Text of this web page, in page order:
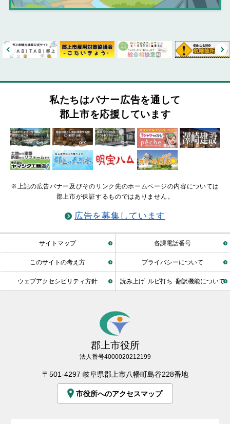
私たちはバナー広告を通して
郡上市を応援しています
※上記の広告バナー及びそのリンク先のホームページの内容については
郡上市が保証するものではありません。
広告を募集しています
サイトマップ 各課電話番号
このサイトの考え方 プライバシーについて
ウェブアクセシビリティ方針 読み上げ･ルビ打ち･翻訳機能について
郡上市役所
法人番号4000020212199
〒501-4297 岐阜県郡上市八幡町島谷228番地
市役所へのアクセスマップ